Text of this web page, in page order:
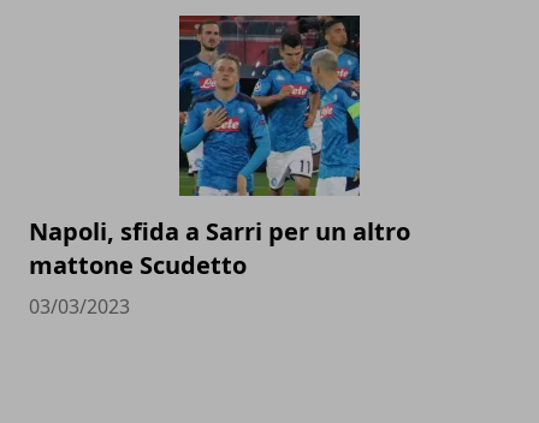
Napoli, sfida a Sarri per un altro
mattone Scudetto
03/03/2023